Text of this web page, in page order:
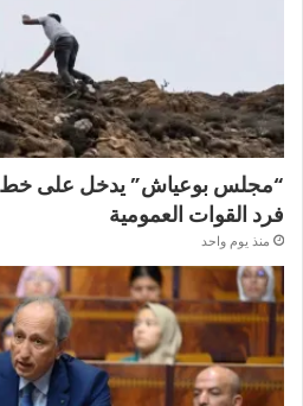
“مجلس بوعياش” يدخل على
فرد القوات العمومية
منذ يوم واحد